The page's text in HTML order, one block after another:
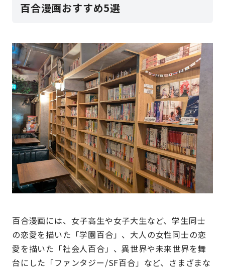
百合漫画おすすめ5選
百合漫画には、女子高生や女子大生など、学生同士
の恋愛を描いた「学園百合」、大人の女性同士の恋
愛を描いた「社会人百合」、異世界や未来世界を舞
台にした「ファンタジー/SF百合」など、さまざまな